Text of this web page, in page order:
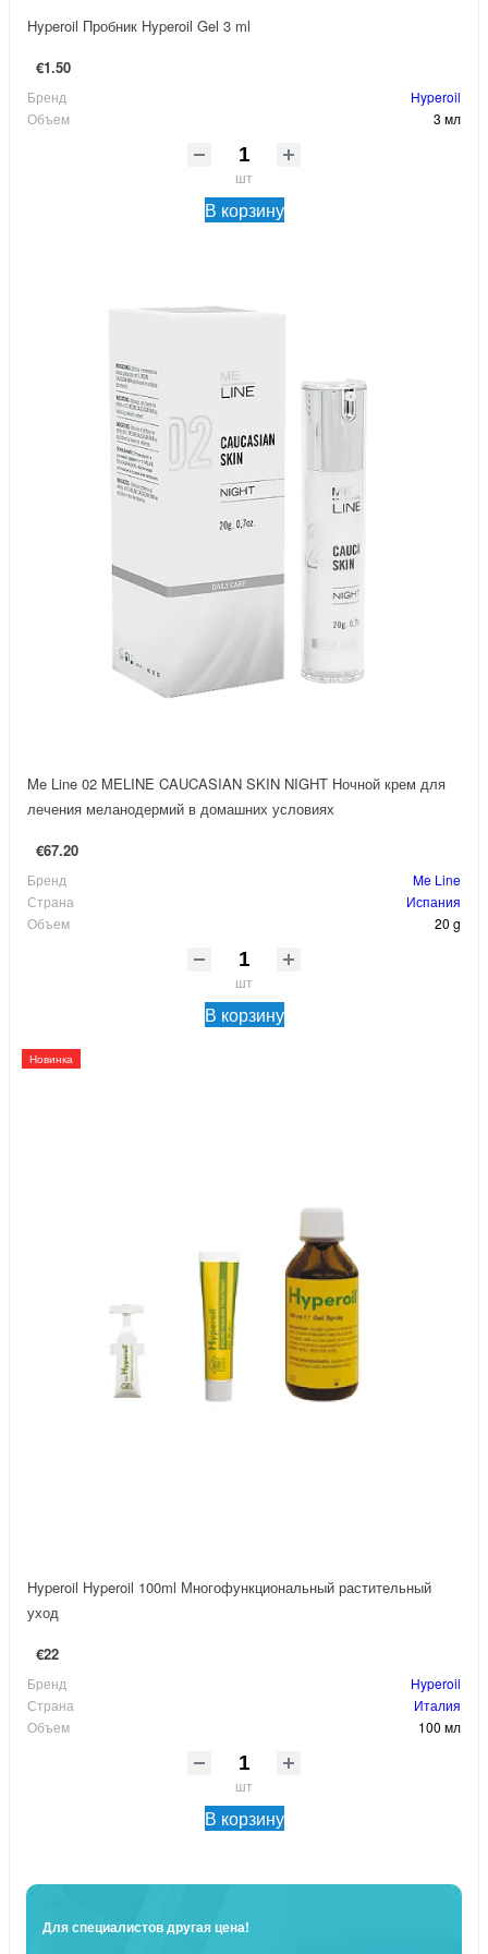
Hyperoil Пробник Hyperoil Gel 3 ml
€1.50
Бренд
Hyperoil
Объем
3 мл
шт
В корзину
Me Line 02 MELINE CAUCASIAN SKIN NIGHT Ночной крем для
лечения меланодермий в домашних условиях
€67.20
Бренд
Me Line
Страна
Испания
Объем
20 g
шт
В корзину
Новинка
Hyperoil Hyperoil 100ml Многофункциональный растительный
уход
€22
Бренд
Hyperoil
Страна
Италия
Объем
100 мл
шт
В корзину
Для специалистов другая цена!